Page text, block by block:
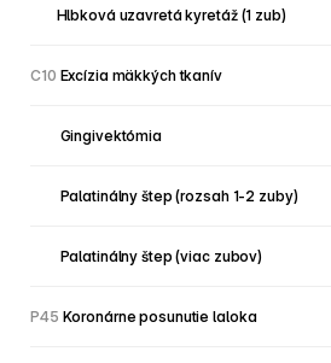
  Hlbková uzavretá kyretáž (1 zub)
C10 Excízia mäkkých tkanív
Gingivektómia
Palatinálny štep (rozsah 1-2 zuby)
Palatinálny štep (viac zubov)
P45 Koronárne posunutie laloka